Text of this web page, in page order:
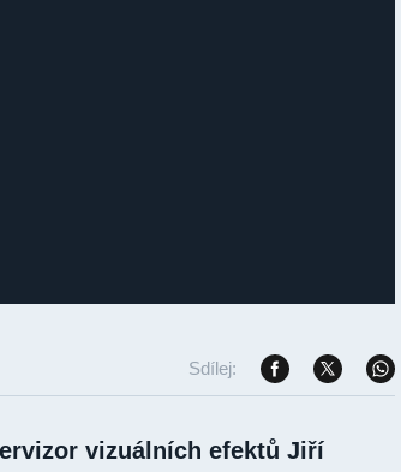
Sdílej:
vizuálních efektů Jiří